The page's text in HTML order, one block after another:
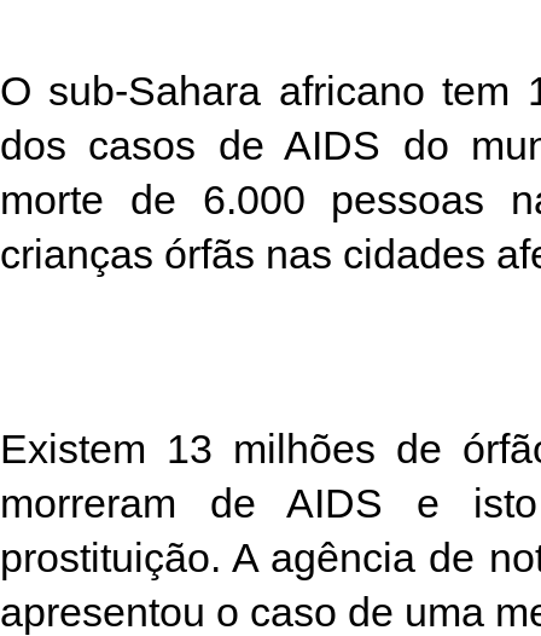
O sub-Sahara africano tem
dos casos de AIDS do
morte de 6.000 pessoas
crianças órfãs nas cidades
Existem 13 milhões de
morreram de AIDS e
prostituição. A agência de
apresentou o caso de uma